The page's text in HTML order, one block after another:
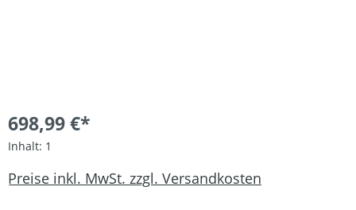
698,99 €*
Inhalt: 1
Preise inkl. MwSt. zzgl. Versandkosten